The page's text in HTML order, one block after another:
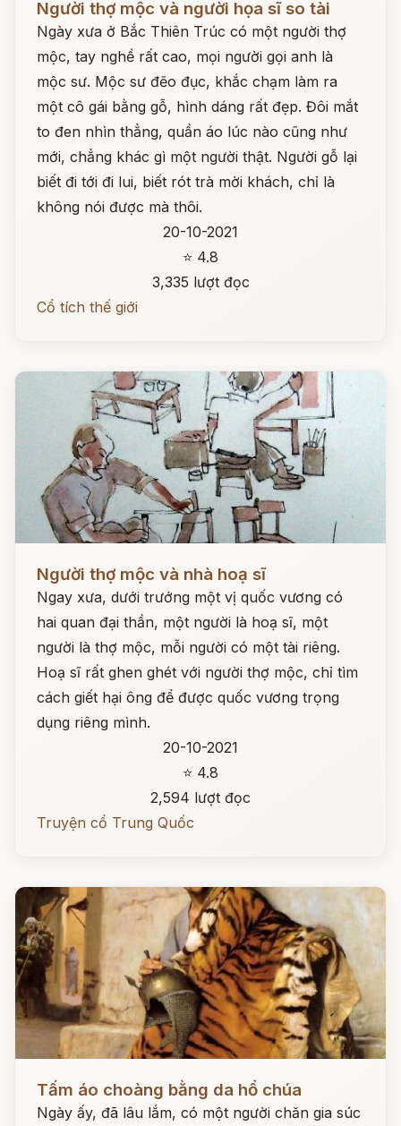
Người thợ mộc và người họa sĩ so tài
Ngày xưa ở Bắc Thiên Trúc có một người thợ
mộc, tay nghề rất cao, mọi người gọi anh là
mộc sư. Mộc sư đẽo đục, khắc chạm làm ra
một cô gái bằng gỗ, hình dáng rất đẹp. Đôi mắt
to đen nhìn thẳng, quần áo lúc nào cũng như
mới, chẳng khác gì một người thật. Người gỗ lại
biết đi tới đi lui, biết rót trà mời khách, chỉ là
không nói được mà thôi.
20-10-2021
⭐ 4.8
3,335 lượt đọc
Cổ tích thế giới
Người thợ mộc và nhà hoạ sĩ
Ngay xưa, dưới trướng một vị quốc vương có
hai quan đại thần, một người là hoạ sĩ, một
người là thợ mộc, mỗi người có một tài riêng.
Hoạ sĩ rất ghen ghét với người thợ mộc, chỉ tìm
cách giết hại ông để được quốc vương trọng
dụng riêng mình.
20-10-2021
⭐ 4.8
2,594 lượt đọc
Truyện cổ Trung Quốc
Đọc ngay
Tấm áo choàng bằng da hổ chúa
Ngày ấy, đã lâu lắm, có một người chăn gia súc